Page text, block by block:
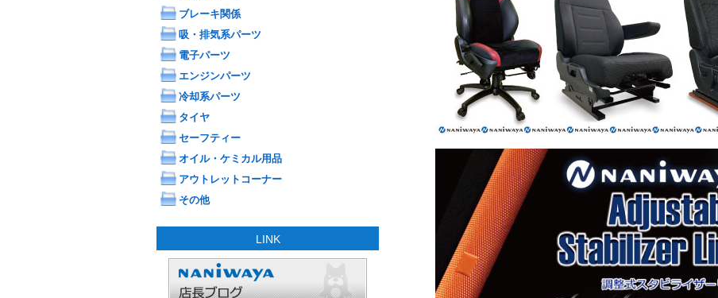
ブレーキ関係
吸・排気系パーツ
電子パーツ
エンジンパーツ
冷却系パーツ
タイヤ
セーフティー
オイル・ケミカル用品
アウトレットコーナー
その他
LINK